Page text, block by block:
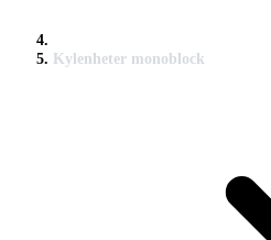
Kylenheter monoblock